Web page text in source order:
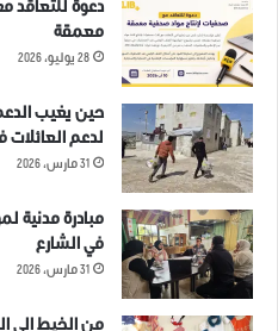
دعوة للتعاقد
معمقة
28 يوليو، 2026
حين يغيب
لدعم
31 مارس، 2026
مبادرة مدنية
في الشارع
31 مارس، 2026
من الخيط الى